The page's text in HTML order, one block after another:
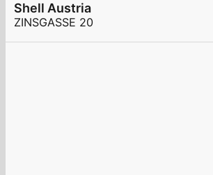
Shell Austria
ZINSGASSE 20